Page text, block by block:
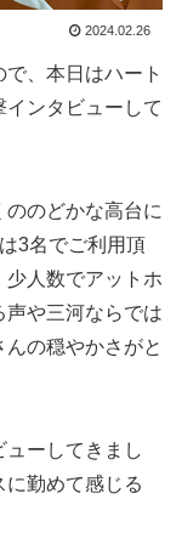
2024.02.26
、本日はハート
ンタビューして
のどかな高台に
3名でご利用頂
少人数でアットホ
声や三河ならでは
の穏やかさがと
ーしてきまし
勤めて感じる